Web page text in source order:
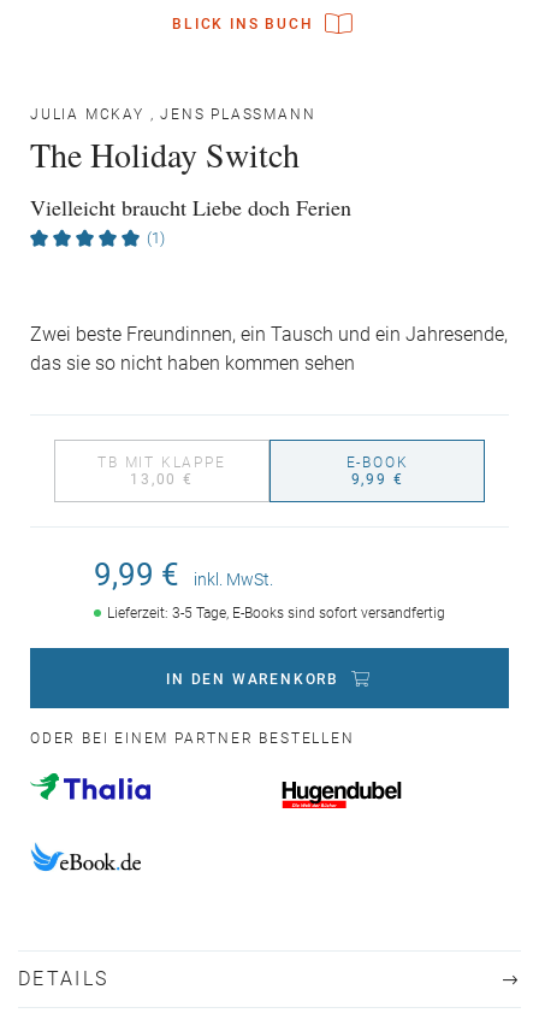
BLICK INS BUCH
JULIA MCKAY ,JENS PLASSMANN
The Holiday Switch
Vielleicht braucht Liebe doch Ferien
(1)
Zwei beste Freundinnen, ein Tausch und ein Jahresende,
das sie so nicht haben kommen sehen
TB MIT KLAPPE
13,00 €
E-BOOK
9,99 €
9,99 € inkl. MwSt.
Lieferzeit: 3-5 Tage, E-Books sind sofort versandfertig
IN DEN WARENKORB
ODER BEI EINEM PARTNER BESTELLEN
DETAILS